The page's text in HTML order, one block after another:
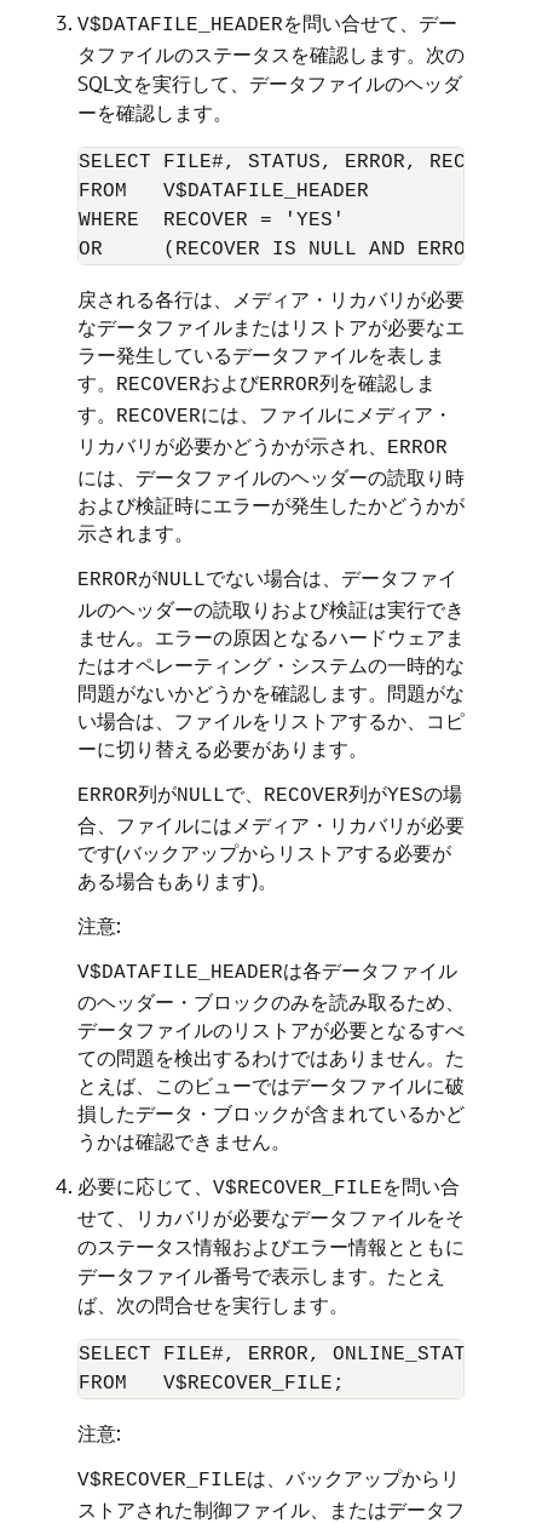
V$DATAFILE_HEADERを問い合せて、デー
タファイルのステータスを確認します。次の
SQL文を実行して、データファイルのヘッダ
ーを確認します。
SELECT FILE#, STATUS, ERROR, RECOVER,
FROM   V$DATAFILE_HEADER
WHERE  RECOVER = 'YES'
戻される各行は、メディア・リカバリが必要
なデータファイルまたはリストアが必要なエ
ラー発生しているデータファイルを表しま
す。
RECOVERおよびERROR列を確認しま
す。
RECOVERには、ファイルにメディア・
リカバリが必要かどうかが示され、
ERROR
には、データファイルのヘッダーの読取り時
および検証時にエラーが発生したかどうかが
示されます。
ERRORがNULLでない場合は、データファイ
ルのヘッダーの読取りおよび検証は実行でき
ません。エラーの原因となるハードウェアま
たはオペレーティング・システムの一時的な
問題がないかどうかを確認します。問題がな
い場合は、ファイルをリストアするか、コピ
ーに切り替える必要があります。
ERROR列がNULLで、 RECOVER列がYESの場
合、ファイルにはメディア・リカバリが必要
です(バックアップからリストアする必要が
ある場合もあります)。
注意:
V$DATAFILE_HEADERは各データファイル
のヘッダー・ブロックのみを読み取るため、
データファイルのリストアが必要となるすべ
ての問題を検出するわけではありません。た
とえば、このビューではデータファイルに破
損したデータ・ブロックが含まれているかど
うかは確認できません。
必要に応じて、 V$RECOVER_FILEを問い合
せて、リカバリが必要なデータファイルをそ
のステータス情報およびエラー情報とともに
データファイル番号で表示します。たとえ
ば、次の問合せを実行します。
SELECT FILE#, ERROR, ONLINE_STATUS,
注意:
V$RECOVER_FILEは、バックアップからリ
ストアされた制御ファイル、またはデータフ